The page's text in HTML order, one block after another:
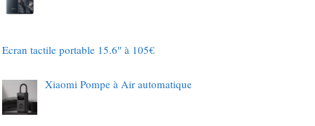
Ecran tactile portable 15.6″ à 105€
Xiaomi Pompe à Air automatique